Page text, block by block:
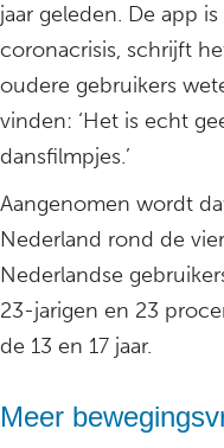
jaar geleden. De app
coronacrisis, schrijft
oudere gebruikers
vinden: ‘Het is echt
dansfilmpjes.’
Aangenomen wordt
Nederland rond de
Nederlandse
23-jarigen en 23
de 13 en 17 jaar.
Meer